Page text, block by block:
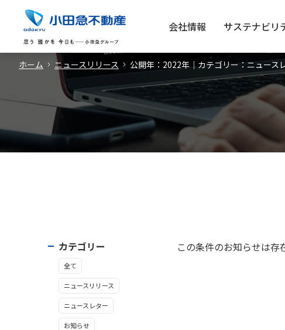
会社情報 サステナビリ
ホーム ニュースリリース 公開年：2022年｜カテゴリー：ニュース
カテゴリー
全て
ニュースリリース
ニュースレター
お知らせ
この条件のお知らせは存